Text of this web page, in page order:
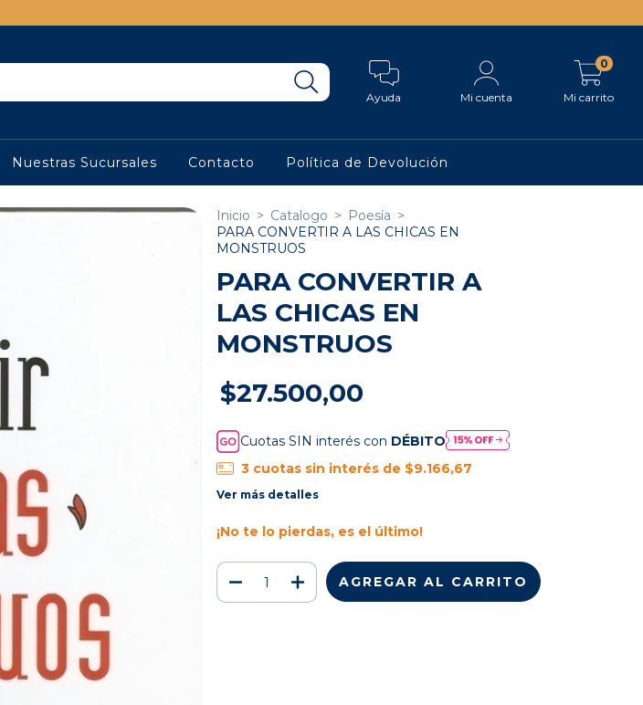
Ayuda Mi cuenta Mi carrito
0
Nuestras Sucursales Contacto Política de Devolución
Inicio > Catalogo > Poesía >
PARA CONVERTIR A LAS CHICAS EN
MONSTRUOS
PARA CONVERTIR A
LAS CHICAS EN
MONSTRUOS
$27.500,00
Cuotas SIN interés con DÉBITO
3 cuotas sin interés de $9.166,67
Ver más detalles
¡No te lo pierdas, es el último!